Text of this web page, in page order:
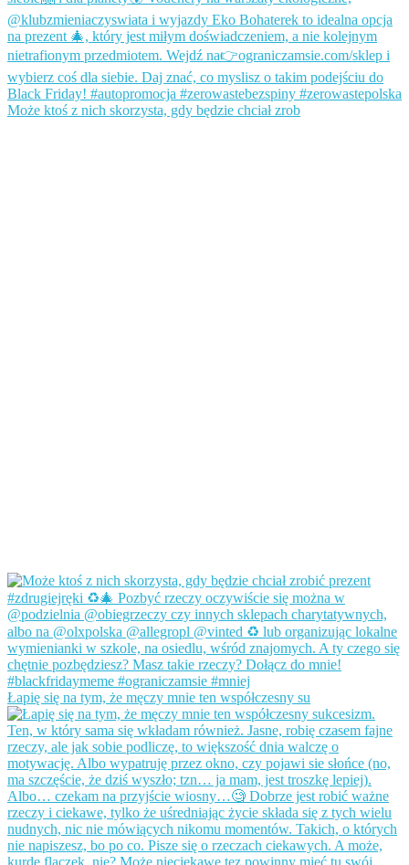
Może ktoś z nich skorzysta, gdy będzie chciał zrob
Łapię się na tym, że męczy mnie ten współczesny su